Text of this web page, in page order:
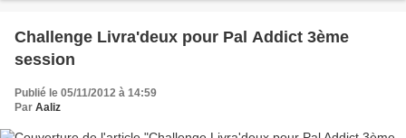
Challenge Livra'deux pour Pal Addict 3ème
session
Publié le 05/11/2012 à 14:59
Par Aaliz